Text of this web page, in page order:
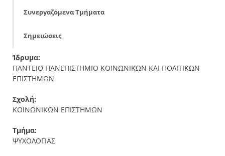
Συνεργαζόμενα Τμήματα
Σημειώσεις
Ίδρυμα:
ΠΑΝΤΕΙΟ ΠΑΝΕΠΙΣΤΗΜΙΟ ΚΟΙΝΩΝΙΚΩΝ ΚΑΙ ΠΟΛΙΤΙΚΩΝ
ΕΠΙΣΤΗΜΩΝ
Σχολή:
ΚΟΙΝΩΝΙΚΩΝ ΕΠΙΣΤΗΜΩΝ
Τμήμα:
ΨΥΧΟΛΟΓΙΑΣ